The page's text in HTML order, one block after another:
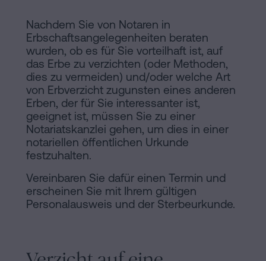
Nachdem Sie von Notaren in
Erbschaftsangelegenheiten beraten
wurden, ob es für Sie vorteilhaft ist, auf
das Erbe zu verzichten (oder Methoden,
dies zu vermeiden) und/oder welche Art
von Erbverzicht zugunsten eines anderen
Erben, der für Sie interessanter ist,
geeignet ist, müssen Sie zu einer
Notariatskanzlei gehen, um dies in einer
notariellen öffentlichen Urkunde
festzuhalten.
Vereinbaren Sie dafür einen Termin und
erscheinen Sie mit Ihrem gültigen
Personalausweis und der Sterbeurkunde.